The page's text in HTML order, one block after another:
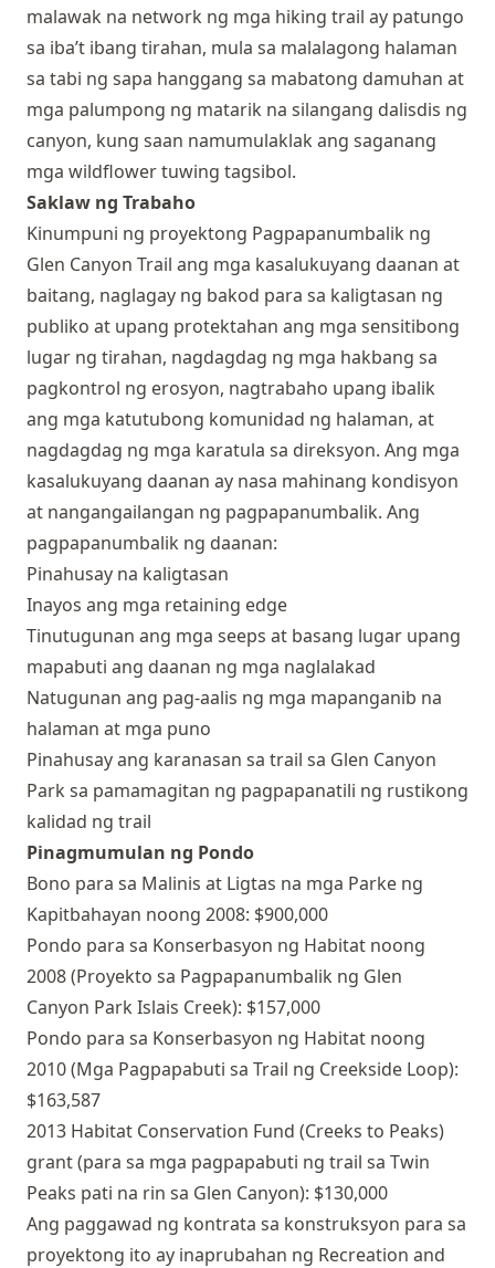
malawak na network ng mga hiking trail ay patungo
sa iba’t ibang tirahan, mula sa malalagong halaman
sa tabi ng sapa hanggang sa mabatong damuhan at
mga palumpong ng matarik na silangang dalisdis ng
canyon, kung saan namumulaklak ang saganang
mga wildflower tuwing tagsibol.
Saklaw ng Trabaho
Kinumpuni ng proyektong Pagpapanumbalik ng
Glen Canyon Trail ang mga kasalukuyang daanan at
baitang, naglagay ng bakod para sa kaligtasan ng
publiko at upang protektahan ang mga sensitibong
lugar ng tirahan, nagdagdag ng mga hakbang sa
pagkontrol ng erosyon, nagtrabaho upang ibalik
ang mga katutubong komunidad ng halaman, at
nagdagdag ng mga karatula sa direksyon. Ang mga
kasalukuyang daanan ay nasa mahinang kondisyon
at nangangailangan ng pagpapanumbalik. Ang
pagpapanumbalik ng daanan:
Pinahusay na kaligtasan
Inayos ang mga retaining edge
Tinutugunan ang mga seeps at basang lugar upang
mapabuti ang daanan ng mga naglalakad
Natugunan ang pag-aalis ng mga mapanganib na
halaman at mga puno
Pinahusay ang karanasan sa trail sa Glen Canyon
Park sa pamamagitan ng pagpapanatili ng rustikong
kalidad ng trail
Pinagmumulan ng Pondo
Bono para sa Malinis at Ligtas na mga Parke ng
Kapitbahayan noong 2008: $900,000
Pondo para sa Konserbasyon ng Habitat noong
2008 (Proyekto sa Pagpapanumbalik ng Glen
Canyon Park Islais Creek): $157,000
Pondo para sa Konserbasyon ng Habitat noong
2010 (Mga Pagpapabuti sa Trail ng Creekside Loop):
$163,587
2013 Habitat Conservation Fund (Creeks to Peaks)
grant (para sa mga pagpapabuti ng trail sa Twin
Peaks pati na rin sa Glen Canyon): $130,000
Ang paggawad ng kontrata sa konstruksyon para sa
proyektong ito ay inaprubahan ng Recreation and